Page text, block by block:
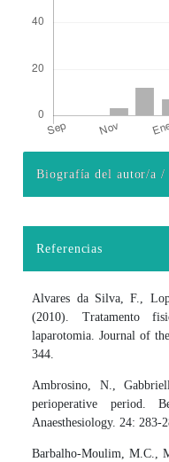
Biografía del autor/a/
Referencias
Alvares da Silva, F.,
(2010). Tratamento
laparotomia. Journal of
344.
Ambrosino, N.,
perioperative period.
Anaesthesiology. 24: 283-
Barbalho-Moulim, M.C.,